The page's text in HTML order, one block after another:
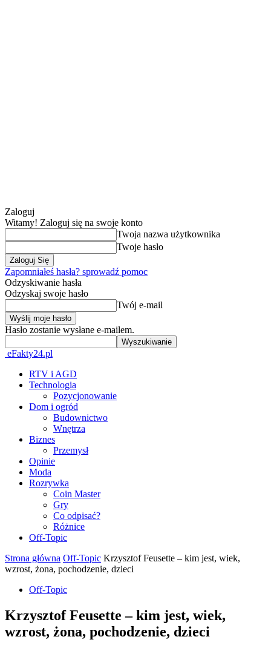
Zaloguj
Witamy! Zaloguj się na swoje konto
Twoja nazwa użytkownika
Twoje hasło
Zapomniałeś hasła? sprowadź pomoc
Odzyskiwanie hasła
Odzyskaj swoje hasło
Twój e-mail
Hasło zostanie wysłane e-mailem.
eFakty24.pl
RTV i AGD
Technologia
Pozycjonowanie
Dom i ogród
Budownictwo
Wnętrza
Biznes
Przemysł
Opinie
Moda
Rozrywka
Coin Master
Gry
Co odpisać?
Różnice
Off-Topic
Strona główna Off-Topic Krzysztof Feusette – kim jest, wiek,
wzrost, żona, pochodzenie, dzieci
Off-Topic
Krzysztof Feusette – kim jest, wiek,
wzrost, żona, pochodzenie, dzieci